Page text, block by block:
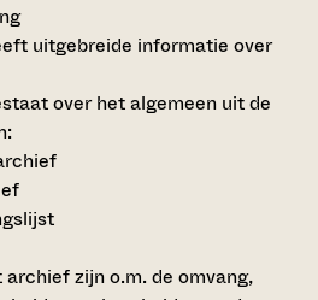
uitgebreide informatie over
over het algemeen uit de
zijn o.m. de omvang,